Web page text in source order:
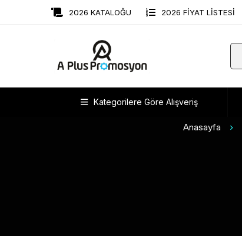
2026 KATALOĞU 2026 FİYAT LİSTESİ
Kategorilere Göre Alışveriş
Anasayfa